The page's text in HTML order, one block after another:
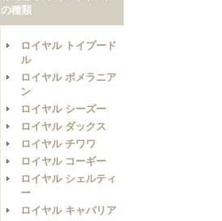
の種類
ロイヤル トイプード
ル
ロイヤル ポメラニア
ン
ロイヤル シーズー
ロイヤル ダックス
ロイヤル チワワ
ロイヤル コーギー
ロイヤル シェルティ
ー
ロイヤル キャバリア